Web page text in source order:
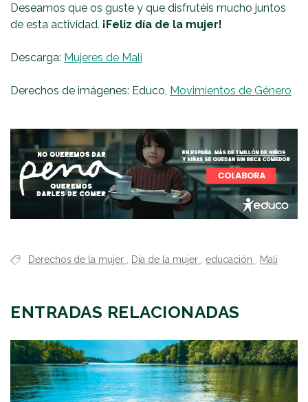
Deseamos que os guste y que disfrutéis mucho juntos
de esta actividad. ¡Feliz día de la mujer!
Descarga: Mujeres de Mali
Derechos de imágenes: Educo, Movimientos de Género
Derechos de la mujer Día de la mujer educación Mali
ENTRADAS RELACIONADAS